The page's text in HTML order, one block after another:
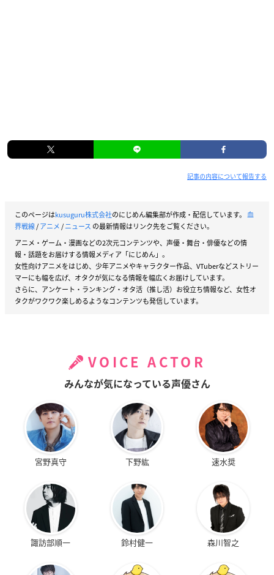
記事の内容について報告する
このページはkusuguru株式会社のにじめん編集部が作成・配信しています。 血
界戦線/アニメ/ニュース の最新情報はリンク先をご覧ください。
アニメ・ゲーム・漫画などの2次元コンテンツや、声優・舞台・俳優などの情
報・話題をお届けする情報メディア「にじめん」。
女性向けアニメをはじめ、少年アニメやキャラクター作品、VTuberなどストリー
マーにも幅を広げ、オタクが気になる情報を幅広くお届けしています。
さらに、アンケート・ランキング・オタ活（推し活）お役立ち情報など、女性オ
タクがワクワク楽しめるようなコンテンツも発信しています。
VOICE ACTOR
みんなが気になっている声優さん
宮野真守 下野紘 速水奨
諏訪部順一 鈴村健一 森川智之